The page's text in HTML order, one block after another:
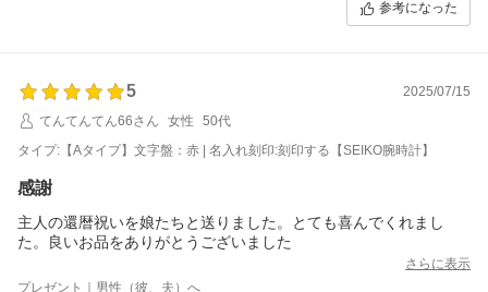
参考になった
5
2025/07/15
てんてんてん66さん
女性
50代
タイプ:【Aタイプ】文字盤：赤 | 名入れ刻印:刻印する【SEIKO腕時計】
感謝
主人の還暦祝いを娘たちと送りました。とても喜んでくれまし
た。良いお品をありがとうございました
さらに表示
プレゼント｜男性（彼、夫）へ